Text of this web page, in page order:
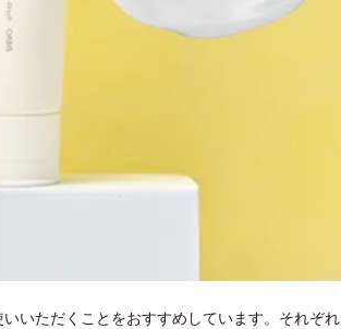
いただくことをおすすめしています。それぞれ